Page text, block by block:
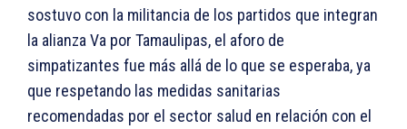
sostuvo con la militancia de los partidos que integran
la alianza Va por Tamaulipas, el aforo de
simpatizantes fue más allá de lo que se esperaba, ya
que respetando las medidas sanitarias
recomendadas por el sector salud en relación con el